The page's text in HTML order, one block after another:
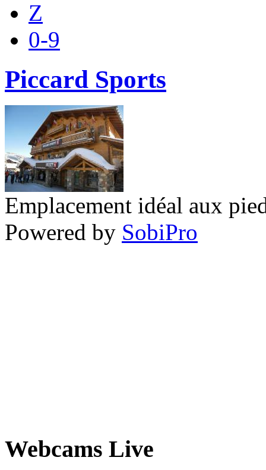
Z
0-9
Piccard Sports
Emplacement idéal aux
Powered by SobiPro
Webcams Live